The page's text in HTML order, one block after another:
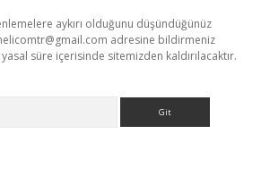
aykırı olduğunu düşündüğünüz
adresine bildirmeniz
süre içerisinde sitemizden kaldırılacaktır.